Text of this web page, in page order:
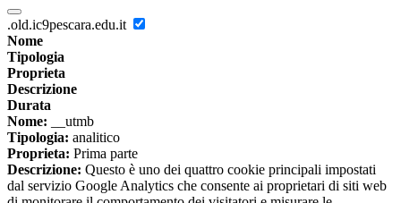
.old.ic9pescara.edu.it
Nome
Tipologia
Proprieta
Descrizione
Durata
Nome: __utmb
Tipologia: analitico
Proprieta: Prima parte
Descrizione: Questo è uno dei quattro cookie principali impostati
dal servizio Google Analytics che consente ai proprietari di siti web